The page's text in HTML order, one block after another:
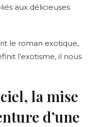
aux délicieuses
le roman exotique,
l’exotisme, il nous
la mise
d’une